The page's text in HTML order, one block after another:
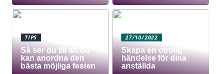
TIPS
Så ser du till att du
kan anordna den
bästa möjliga festen
27/10/2022
Skapa en otrolig
händelse för dina
anställda